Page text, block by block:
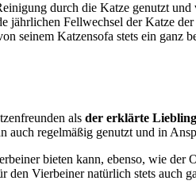
durch die Katze genutzt
jährlichen Fellwechsel der Katze
seinem Katzensofa stets ein
als der erklärte
regelmäßig genutzt und in
bieten kann, ebenso, wie
Vierbeiner natürlich stets auch